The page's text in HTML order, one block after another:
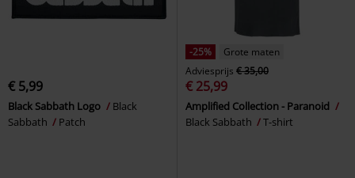
€ 5,99
Black Sabbath Logo
Black
Sabbath
Patch
-25%
Grote maten
Adviesprijs € 35,00
€ 25,99
Amplified Collection - Paranoid
Black Sabbath
T-shirt